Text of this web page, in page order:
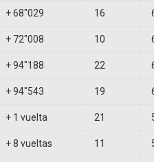
+ 68″029 16
+ 72″008 10
+ 94″188 22
+ 94″543 19
+ 1 vuelta 21
+ 8 vueltas 11